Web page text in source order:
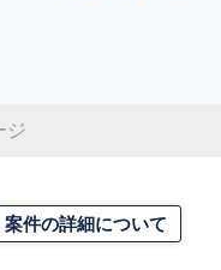
ジ
案件の詳細について